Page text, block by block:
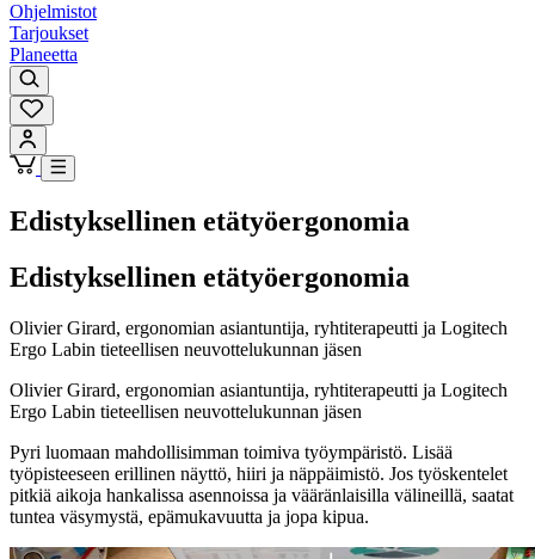
Ohjelmistot
Tarjoukset
Planeetta
Edistyksellinen etätyöergonomia
Edistyksellinen etätyöergonomia
Olivier Girard, ergonomian asiantuntija, ryhtiterapeutti ja Logitech
Ergo Labin tieteellisen neuvottelukunnan jäsen
Olivier Girard, ergonomian asiantuntija, ryhtiterapeutti ja Logitech
Ergo Labin tieteellisen neuvottelukunnan jäsen
Pyri luomaan mahdollisimman toimiva työympäristö. Lisää
työpisteeseen erillinen näyttö, hiiri ja näppäimistö. Jos työskentelet
pitkiä aikoja hankalissa asennoissa ja vääränlaisilla välineillä, saatat
tuntea väsymystä, epämukavuutta ja jopa kipua.